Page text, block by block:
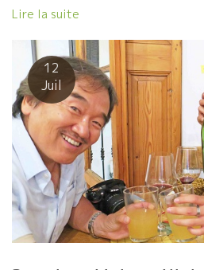
倍は食べられる消化器官をもっている
ップリあった。 ワインは同じ色のロ
ッチョに、グット冷えたロゼ、これ
フレデリックとアナの名コンビによ
ックは料理に専念、アナがワインの担
いて３人でまわしている。 暖かい家
トラン。 Malagaマラガに来たらお
るシードルを特別に２本持ち帰るこ
カご飯が美味しかった。 アイデアと
ラガ初日にして、出逢い、発見が多く
超満足！！
Lire la suite
12
Juil